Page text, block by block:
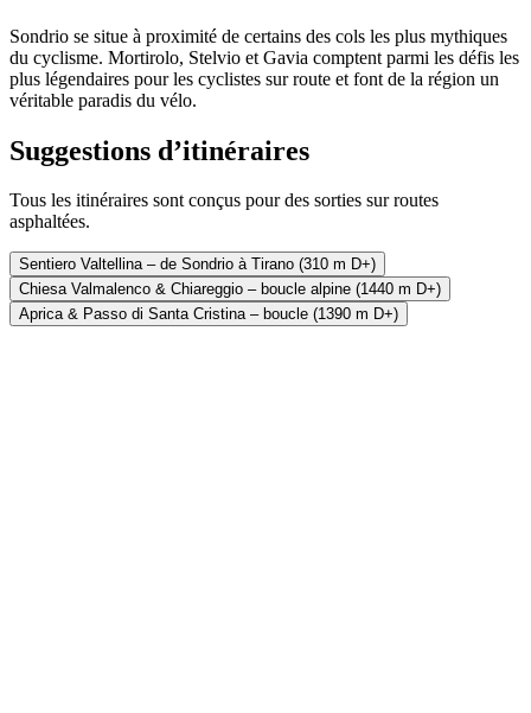
Sondrio se situe à proximité de certains des cols les plus mythiques
du cyclisme. Mortirolo, Stelvio et Gavia comptent parmi les défis les
plus légendaires pour les cyclistes sur route et font de la région un
véritable paradis du vélo.
Suggestions d’itinéraires
Tous les itinéraires sont conçus pour des sorties sur routes
asphaltées.
Sentiero Valtellina – de Sondrio à Tirano (310 m D+)
Chiesa Valmalenco & Chiareggio – boucle alpine (1440 m D+)
Aprica & Passo di Santa Cristina – boucle (1390 m D+)